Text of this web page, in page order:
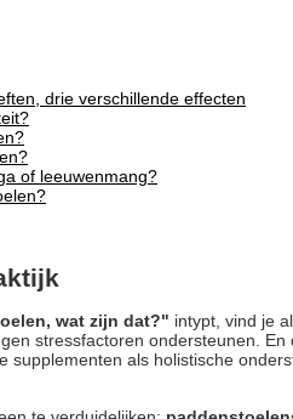
drie verschillende effecten
of leeuwenmang?
wat zijn dat?" intypt, vind je
stressfactoren ondersteunen. En
supplementen als holistische